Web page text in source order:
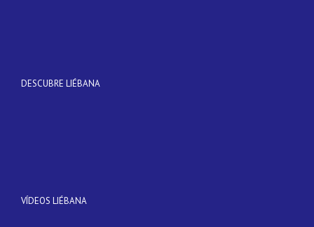
DESCUBRE LIÉBANA
VÍDEOS LIÉBANA